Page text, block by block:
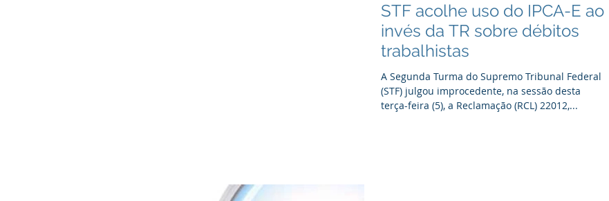
STF acolhe uso do IPCA-E ao
invés da TR sobre débitos
trabalhistas
A Segunda Turma do Supremo Tribunal Federal
(STF) julgou improcedente, na sessão desta
terça-feira (5), a Reclamação (RCL) 22012,...